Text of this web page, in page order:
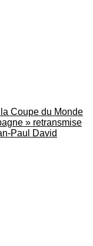
Coupe du Monde
» retransmise
Paul David